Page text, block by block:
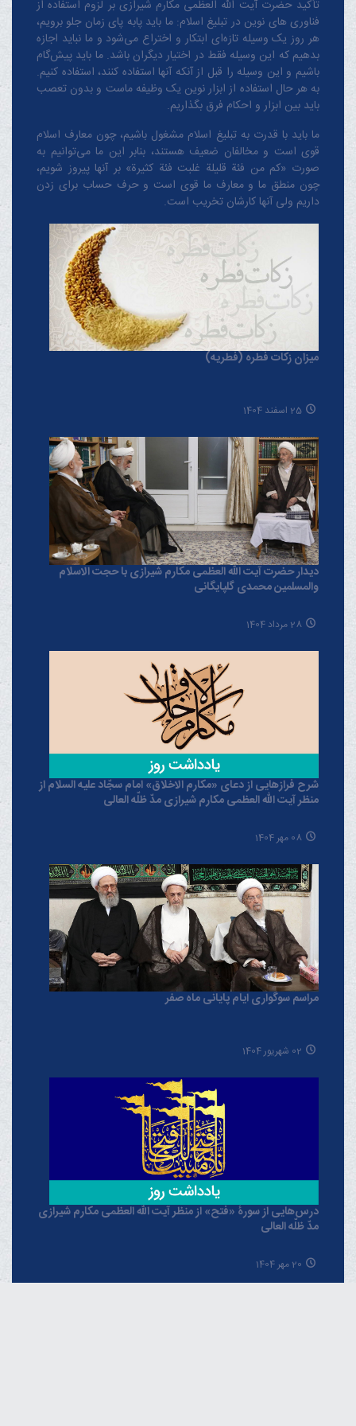
تأکید حضرت آیت الله العظمی مکارم شیرازی بر لزوم استفاده از
فناوری های نوین در تبلیغ اسلام: ما باید پابه پای زمان جلو برویم،
هر روز یک وسیله تازه‌ای ابتکار و اختراع می‌شود و ما نباید اجازه
بدهیم که این وسیله فقط در اختیار دیگران باشد. ما باید پیش‌گام
باشیم و این وسیله را قبل از آنکه آنها استفاده کنند، استفاده کنیم.
به هر حال استفاده از ابزار نوین یک وظیفه ماست و بدون تعصب
باید بین ابزار و احکام فرق بگذاریم.
ما باید با قدرت به تبلیغ اسلام مشغول باشیم، چون معارف اسلام
قوی است و مخالفان ضعیف هستند، بنابر این ما می‌توانیم به
صورت «کم من فئة قلیلة غلبت فئة کثیرة» بر آنها پیروز شویم،
چون منطق‌ ما و معارف ‌ما قوی است و حرف حساب برای زدن
داریم ولی آنها کارشان تخریب است.
میزان زکات فطره (فطریه)
25 اسفند 1404
دیدار حضرت آیت الله العظمی مکارم شیرازی با حجت الاسلام
والمسلمین محمدی گلپایگانی
28 مرداد 1404
شرح فرازهایی از دعای «مکارم الاخلاق» امام سجّاد علیه السلام از
منظر آیت الله العظمی مکارم شیرازی مدّ ظلّه العالی
08 مهر 1404
مراسم سوگواری ایام پایانی ماه صفر
02 شهریور 1404
درس‌هایی از سورۀ «فتح» از منظر آیت الله العظمی مکارم شیرازی
مدّ ظلّه العالی
20 مهر 1404